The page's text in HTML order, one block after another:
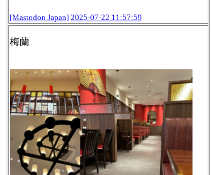
[Mastodon Japan] 2025-07-22 11:57:59
梅蘭